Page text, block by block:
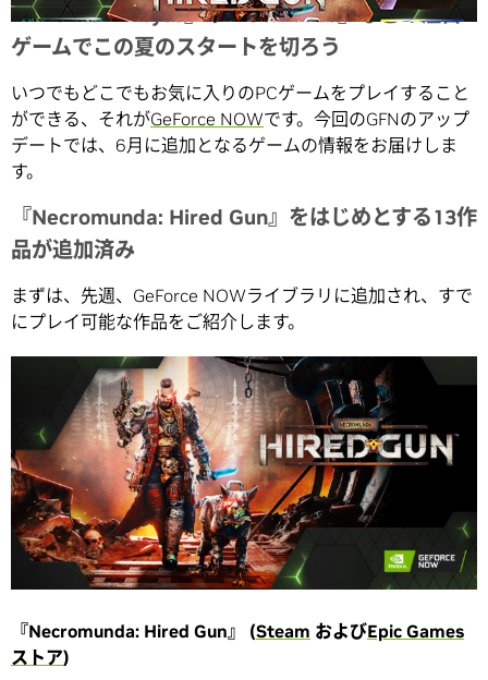
『Phantom Abyss』や『Starbase』などの注目
ゲームでこの夏のスタートを切ろう
いつでもどこでもお気に入りのPCゲームをプレイすること
ができる、それがGeForce NOWです。今回のGFNのアップ
デートでは、6月に追加となるゲームの情報をお届けしま
す。
『Necromunda: Hired Gun』をはじめとする13作
品が追加済み
まずは、先週、GeForce NOWライブラリに追加され、すで
にプレイ可能な作品をご紹介します。
『Necromunda: Hired Gun』 (Steam およびEpic Games
ストア)